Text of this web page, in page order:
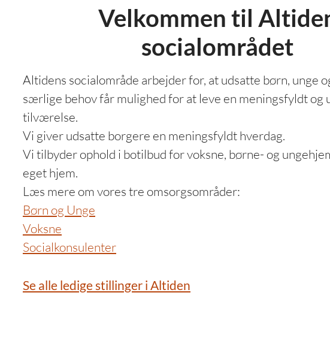
Velkommen til
socialområdet
Altidens socialområde arbejder for, at udsatte børn, unge
særlige behov får mulighed for at leve en meningsfyldt og
tilværelse.
Vi giver udsatte borgere en meningsfyldt hverdag.
Vi tilbyder ophold i botilbud for voksne, børne- og
eget hjem.
Læs mere om vores tre omsorgsområder:
Børn og Unge
Voksne
Socialkonsulenter
Se alle ledige stillinger i Altiden